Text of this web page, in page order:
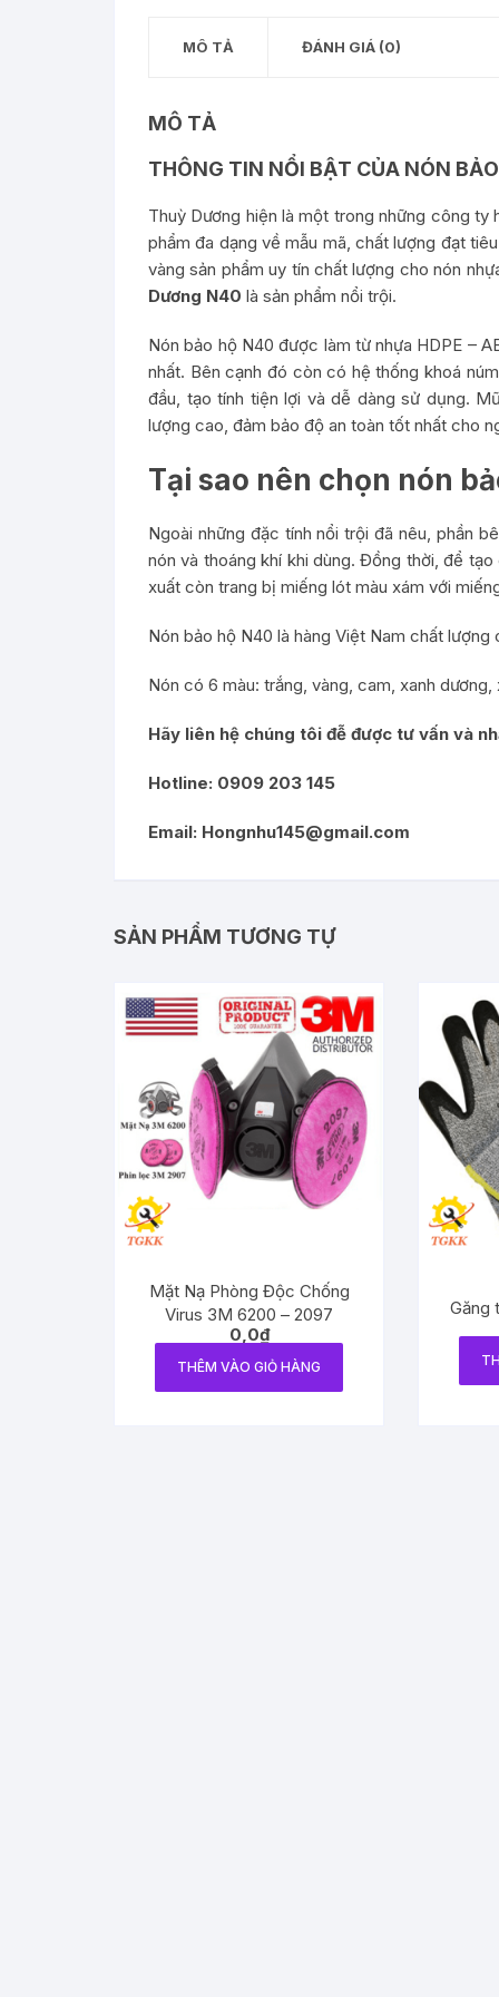
MÔ TẢ ĐÁNH GIÁ (0)
MÔ TẢ
THÔNG TIN NỔI BẬT CỦA NÓN
Thuỳ Dương hiện là một trong những công
phẩm đa dạng về mẫu mã, chất lượng đạt
vàng sản phẩm uy tín chất lượng cho nón
Dương N40 là sản phẩm nổi trội.
Nón bảo hộ N40 được làm từ nhựa HDPE –
nhất. Bên cạnh đó còn có hệ thống khoá
đầu, tạo tính tiện lợi và dễ dàng sử dụng.
lượng cao, đảm bảo độ an toàn tốt nhất cho
Tại sao nên chọn nón
Ngoài những đặc tính nổi trội đã nêu, phần
nón và thoáng khí khi dùng. Đồng thời, để
xuất còn trang bị miếng lót màu xám với
Nón bảo hộ N40 là hàng Việt Nam chất
Nón có 6 màu: trắng, vàng, cam, xanh dương,
Hãy liên hệ chúng tôi đễ được tư vấn và
Hotline: 0909 203 145
Email: Hongnhu145@gmail.com
SẢN PHẨM TƯƠNG TỰ
Mặt Nạ Phòng Độc Chống
Virus 3M 6200 – 2097
0,0₫
THÊM VÀO GIỎ HÀNG
Găng